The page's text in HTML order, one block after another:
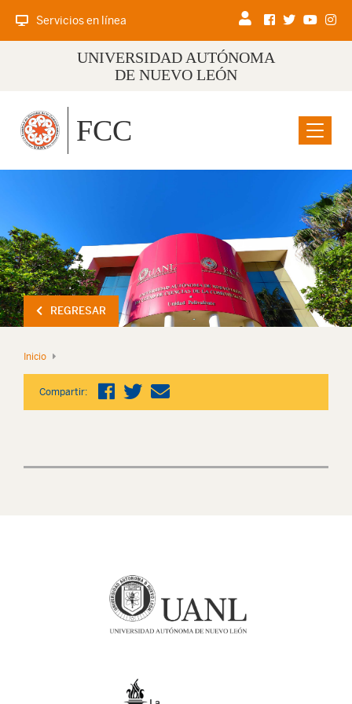
Servicios en línea
UNIVERSIDAD AUTÓNOMA
DE NUEVO LEÓN
Menu
FCC
REGRESAR
Inicio
Compartir: